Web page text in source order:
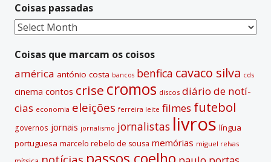
a
t
i
v
:
Coisas passadas
Coisas
Coisas que marcam os coisos
américa antónio costa bancos benfica cavaco silva cds
cinema contos crise cromos discos diário de notí­
cias economia eleições ferreira leite filmes futebol
governos jornais jornalismo jornalistas livros lí­ngua
portuguesa marcelo rebelo de sousa memórias miguel relvas
passos coelho